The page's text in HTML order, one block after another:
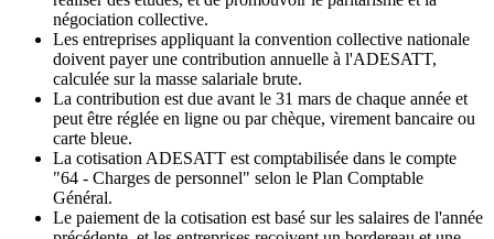
négociation collective.
Les entreprises appliquant la convention collective nationale
doivent payer une contribution annuelle à l'ADESATT,
calculée sur la masse salariale brute.
La contribution est due avant le 31 mars de chaque année et
peut être réglée en ligne ou par chèque, virement bancaire ou
carte bleue.
La cotisation ADESATT est comptabilisée dans le compte
"64 - Charges de personnel" selon le Plan Comptable
Général.
Le paiement de la cotisation est basé sur les salaires de l'année